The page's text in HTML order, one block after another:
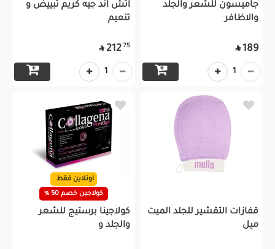
جاميسون للشعر والجلد
والاظافر
189

1
اتش اند جيه كريم تبييض و
تنعيم
75
212

1
قفازات التقشير للجلد الميت
ميل
اونلاين فقط
كولاجين خصم 50 %
كولاجينا برستيج للشعر
والجلد و